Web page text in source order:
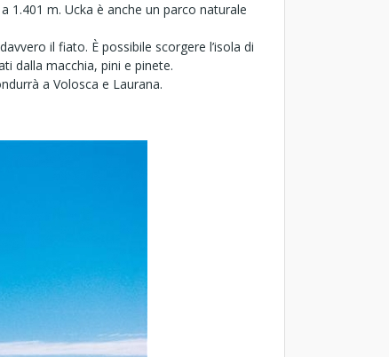
1.401 m. Ucka è anche un parco naturale
il fiato. È possibile scorgere l’isola di
dalla macchia, pini e pinete.
a Volosca e Laurana.